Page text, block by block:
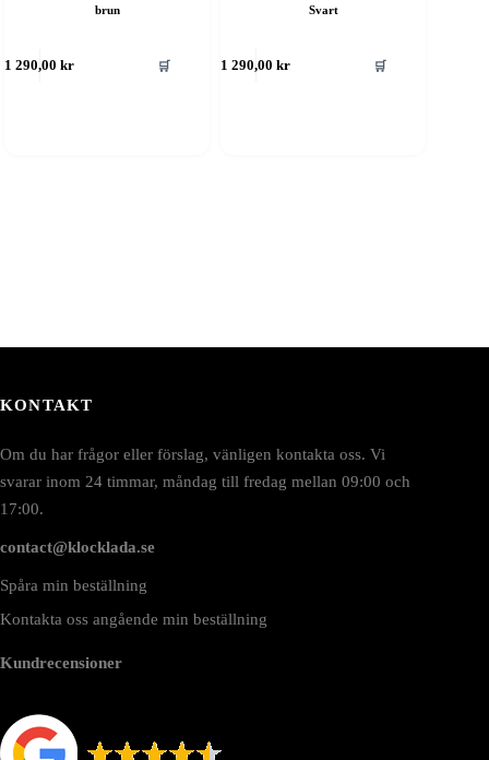
brun
1 290,00kr 🛒
Svart
1 290,00kr 🛒
KONTAKT
Om du har frågor eller förslag, vänligen kontakta oss. Vi
svarar inom 24 timmar, måndag till fredag mellan 09:00 och
17:00.
contact@klocklada.se
Spåra min beställning
Kontakta oss angående min beställning
Kundrecensioner